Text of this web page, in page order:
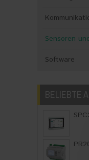
Sensoren
Software
BELIEBTE